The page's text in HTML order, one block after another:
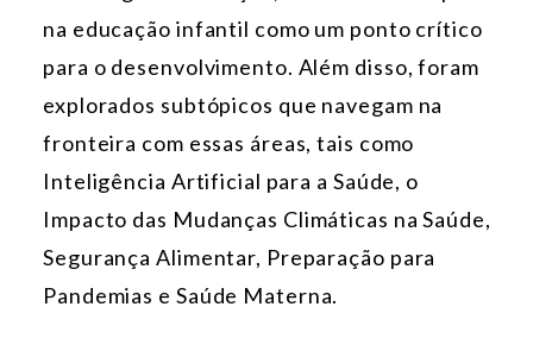
na educação infantil como um ponto crítico
para o desenvolvimento. Além disso, foram
explorados subtópicos que navegam na
fronteira com essas áreas, tais como
Inteligência Artificial para a Saúde, o
Impacto das Mudanças Climáticas na Saúde,
Segurança Alimentar, Preparação para
Pandemias e Saúde Materna.